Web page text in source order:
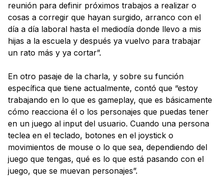
reunión para definir próximos trabajos a realizar o
cosas a corregir que hayan surgido, arranco con el
día a día laboral hasta el mediodía donde llevo a mis
hijas a la escuela y después ya vuelvo para trabajar
un rato más y ya cortar”.
En otro pasaje de la charla, y sobre su función
específica que tiene actualmente, contó que “estoy
trabajando en lo que es gameplay, que es básicamente
cómo reacciona él o los personajes que puedas tener
en un juego al input del usuario. Cuando una persona
teclea en el teclado, botones en el joystick o
movimientos de mouse o lo que sea, dependiendo del
juego que tengas, qué es lo que está pasando con el
juego, que se muevan personajes”.